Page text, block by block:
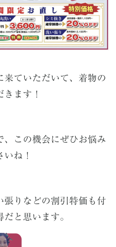
来ていただいて、着物の
ます！
、この機会にぜひお悩み
ね！
張りなどの割引特価も付
と思います。